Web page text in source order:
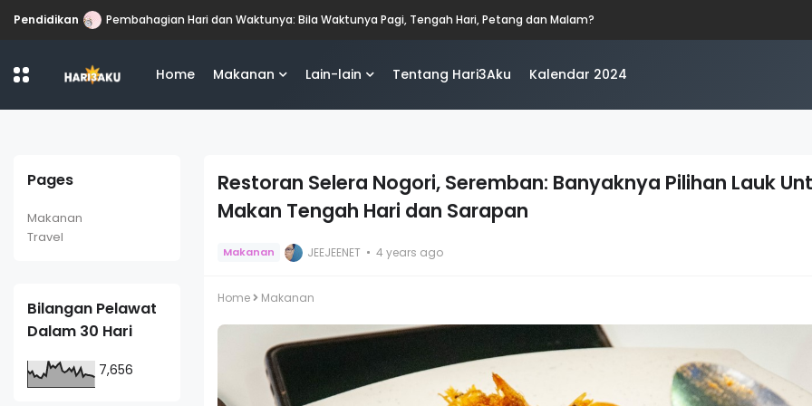
Pendidikan Pembahagian Hari dan Waktunya: Bila Waktunya Pagi, Tengah Hari, Petang dan Malam?
Home Makanan Lain-lain Tentang Hari3Aku Kalendar 2024
Pages
Makanan
Travel
Bilangan Pelawat
Dalam 30 Hari
7,656
Restoran Selera Nogori, Seremban: Banyaknya Pilihan Lauk
Makan Tengah Hari dan Sarapan
Makanan JEEJEENET 4 years ago
Home Makanan